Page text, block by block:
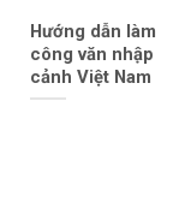
Hướng dẫn làm
công văn nhập
cảnh Việt Nam